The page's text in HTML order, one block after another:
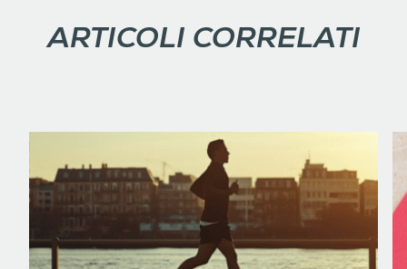
ARTICOLI CORRELATI